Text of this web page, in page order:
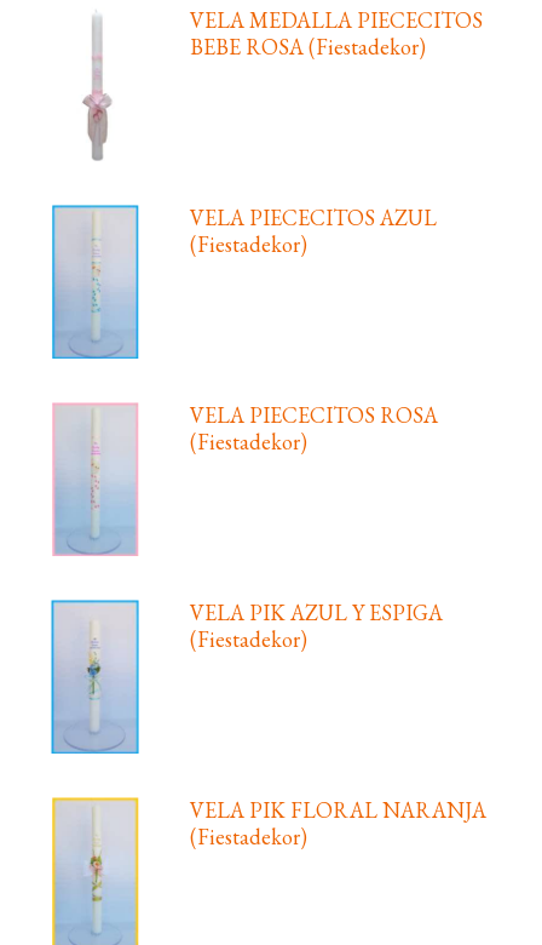
VELA MEDALLA PIECECITOS
BEBE ROSA (Fiestadekor)
VELA PIECECITOS AZUL
(Fiestadekor)
VELA PIECECITOS ROSA
(Fiestadekor)
VELA PIK AZUL Y ESPIGA
(Fiestadekor)
VELA PIK FLORAL NARANJA
(Fiestadekor)